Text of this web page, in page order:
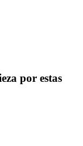
por estas